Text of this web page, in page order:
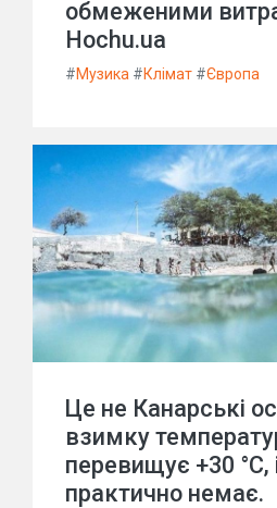
обмеженими
Hochu.ua
#Музика #Клімат #Європа
Це не Канарські
взимку
перевищує +30 °C,
практично немає.